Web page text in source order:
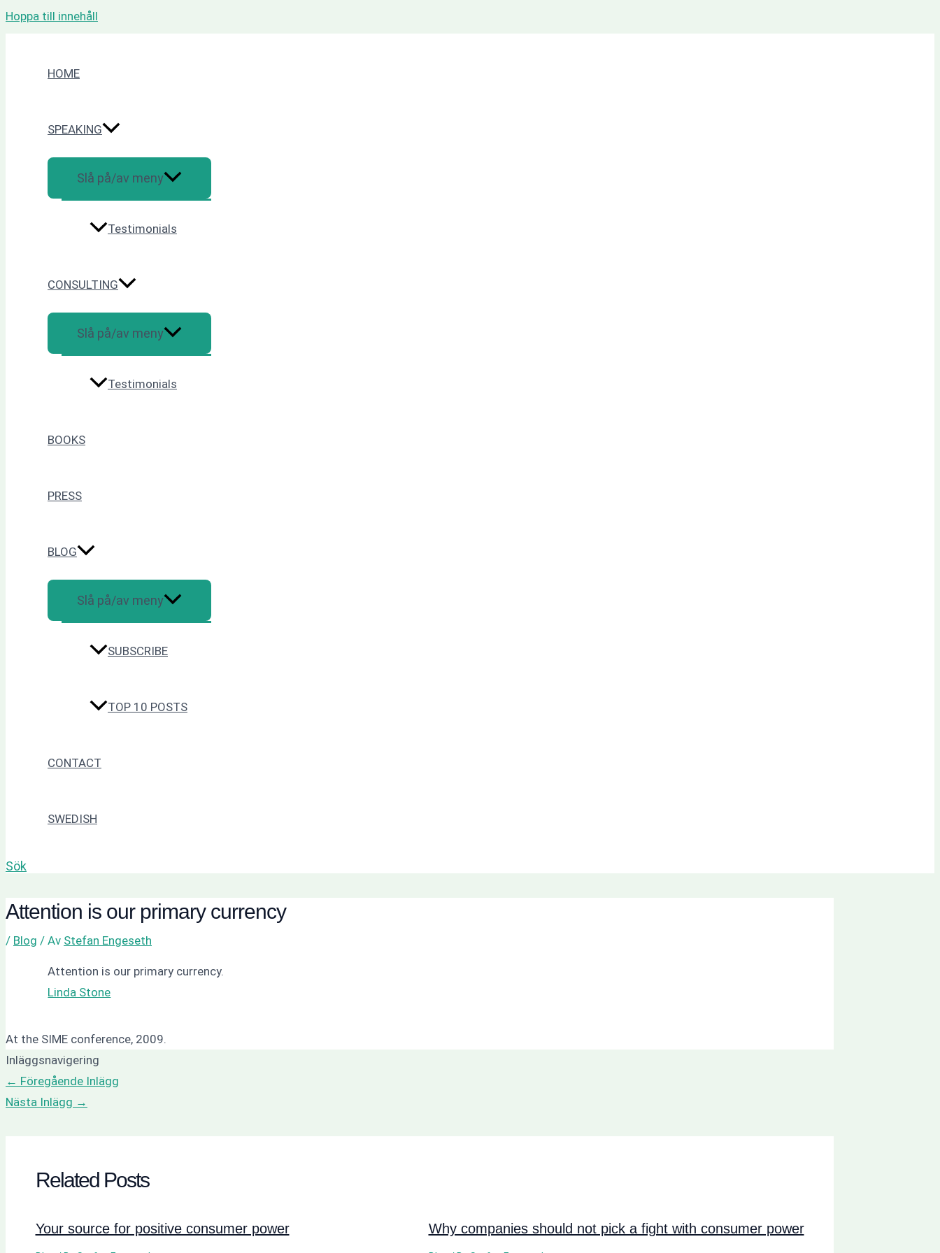
Hoppa till innehåll
HOME
SPEAKING
Slå på/av meny
Testimonials
CONSULTING
Slå på/av meny
Testimonials
BOOKS
PRESS
BLOG
Slå på/av meny
SUBSCRIBE
TOP 10 POSTS
CONTACT
SWEDISH
Sök
Attention is our primary currency
/ Blog / Av Stefan Engeseth
Attention is our primary currency.
Linda Stone
At the SIME conference, 2009.
Inläggsnavigering
← Föregående Inlägg
Nästa Inlägg →
Related Posts
Your source for positive consumer power Why companies should not pick a fight with consumer power